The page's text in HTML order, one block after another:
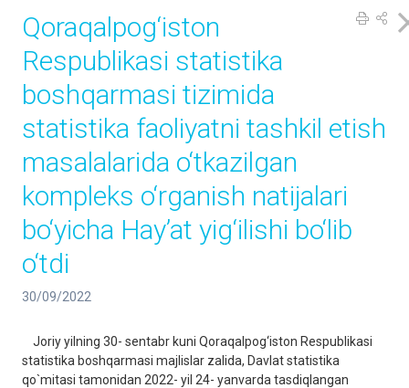
Qoraqalpog‘iston
Respublikasi statistika
boshqarmasi tizimida
statistika faoliyatni tashkil etish
masalalarida o‘tkazilgan
kompleks o‘rganish natijalari
bo‘yicha Hayʼat yig‘ilishi bo‘lib
o‘tdi
30/09/2022
Joriy yilning 30- sentabr kuni Qoraqalpog‘iston Respublikasi
statistika boshqarmasi majlislar zalida, Davlat statistika
qo`mitasi tamonidan 2022- yil 24- yanvarda tasdiqlangan